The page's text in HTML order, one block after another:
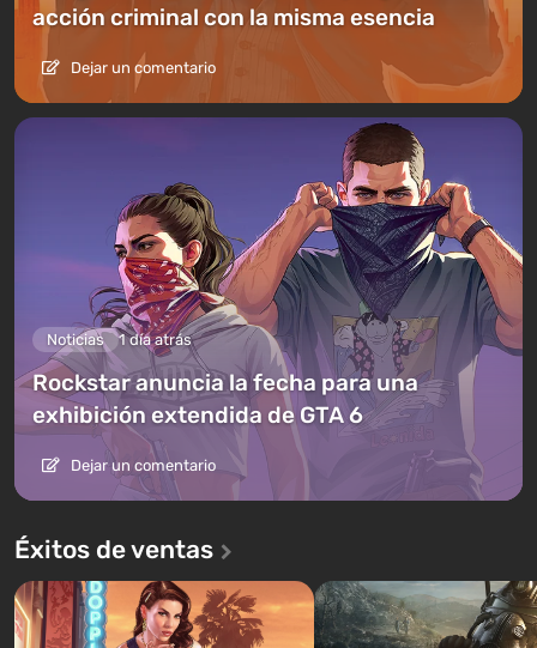
acción criminal con la misma esencia
Dejar un comentario
Noticias 1 día atrás
Rockstar anuncia la fecha para una
exhibición extendida de GTA 6
Dejar un comentario
Éxitos de ventas